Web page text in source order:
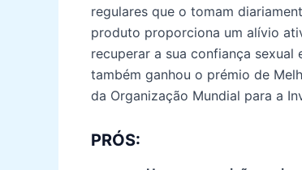
regulares que o tomam
produto proporciona um alívio
recuperar a sua confiança
também ganhou o prémio de
da Organização Mundial para a
PRÓS: